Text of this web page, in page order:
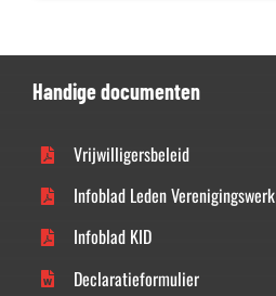
Handige documenten
Vrijwilligersbeleid
Infoblad Leden Verenigingswerk
Infoblad KID
Declaratieformulier